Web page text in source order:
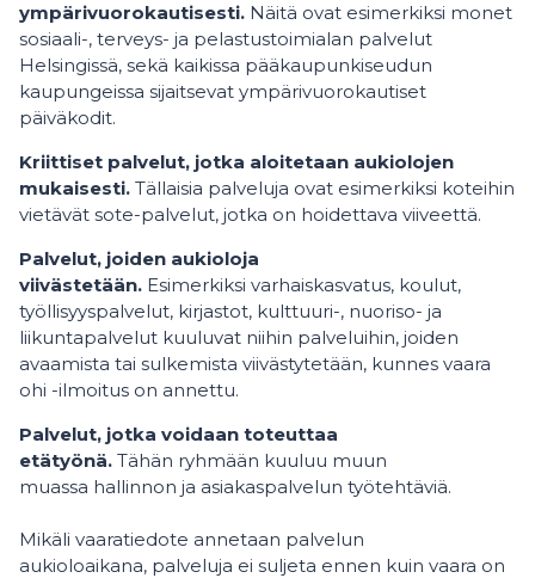
ympärivuorokautisesti. Näitä ovat esimerkiksi monet
sosiaali-, terveys- ja pelastustoimialan palvelut
Helsingissä, sekä kaikissa pääkaupunkiseudun
kaupungeissa sijaitsevat ympärivuorokautiset
päiväkodit.
Kriittiset palvelut, jotka aloitetaan aukiolojen
mukaisesti. Tällaisia palveluja ovat esimerkiksi koteihin
vietävät sote-palvelut, jotka on hoidettava viiveettä.
Palvelut, joiden aukioloja
viivästetään. Esimerkiksi varhaiskasvatus, koulut,
työllisyyspalvelut, kirjastot, kulttuuri-, nuoriso- ja
liikuntapalvelut kuuluvat niihin palveluihin, joiden
avaamista tai sulkemista viivästytetään, kunnes vaara
ohi -ilmoitus on annettu.
Palvelut, jotka voidaan toteuttaa
etätyönä. Tähän ryhmään kuuluu muun
muassa hallinnon ja asiakaspalvelun työtehtäviä.
Mikäli vaaratiedote annetaan palvelun
aukioloaikana, palveluja ei suljeta ennen kuin vaara on